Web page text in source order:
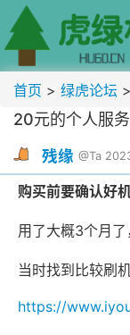
首页 > 绿虎论坛 >
20元的个人服
残缘 @Ta
购买前要确认好
用了大概3个月了
当时找到比较刷
https://